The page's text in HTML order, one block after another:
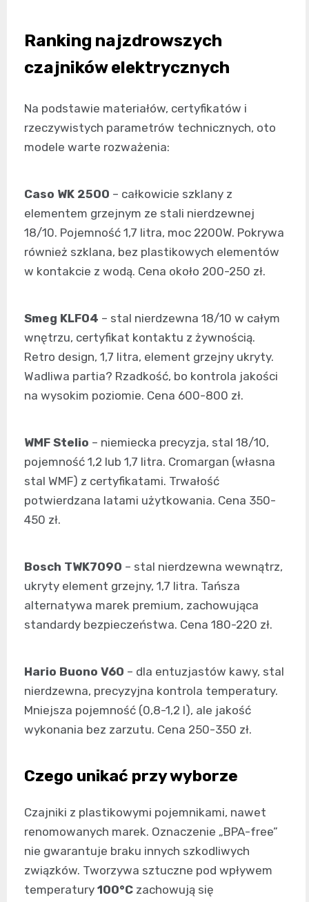
Ranking najzdrowszych
czajników elektrycznych
Na podstawie materiałów, certyfikatów i
rzeczywistych parametrów technicznych, oto
modele warte rozważenia:
Caso WK 2500 – całkowicie szklany z
elementem grzejnym ze stali nierdzewnej
18/10. Pojemność 1,7 litra, moc 2200W. Pokrywa
również szklana, bez plastikowych elementów
w kontakcie z wodą. Cena około 200-250 zł.
Smeg KLF04 – stal nierdzewna 18/10 w całym
wnętrzu, certyfikat kontaktu z żywnością.
Retro design, 1,7 litra, element grzejny ukryty.
Wadliwa partia? Rzadkość, bo kontrola jakości
na wysokim poziomie. Cena 600-800 zł.
WMF Stelio – niemiecka precyzja, stal 18/10,
pojemność 1,2 lub 1,7 litra. Cromargan (własna
stal WMF) z certyfikatami. Trwałość
potwierdzana latami użytkowania. Cena 350-
450 zł.
Bosch TWK7090 – stal nierdzewna wewnątrz,
ukryty element grzejny, 1,7 litra. Tańsza
alternatywa marek premium, zachowująca
standardy bezpieczeństwa. Cena 180-220 zł.
Hario Buono V60 – dla entuzjastów kawy, stal
nierdzewna, precyzyjna kontrola temperatury.
Mniejsza pojemność (0,8-1,2 l), ale jakość
wykonania bez zarzutu. Cena 250-350 zł.
Czego unikać przy wyborze
Czajniki z plastikowymi pojemnikami, nawet
renomowanych marek. Oznaczenie „BPA-free”
nie gwarantuje braku innych szkodliwych
związków. Tworzywa sztuczne pod wpływem
temperatury 100°C zachowują się